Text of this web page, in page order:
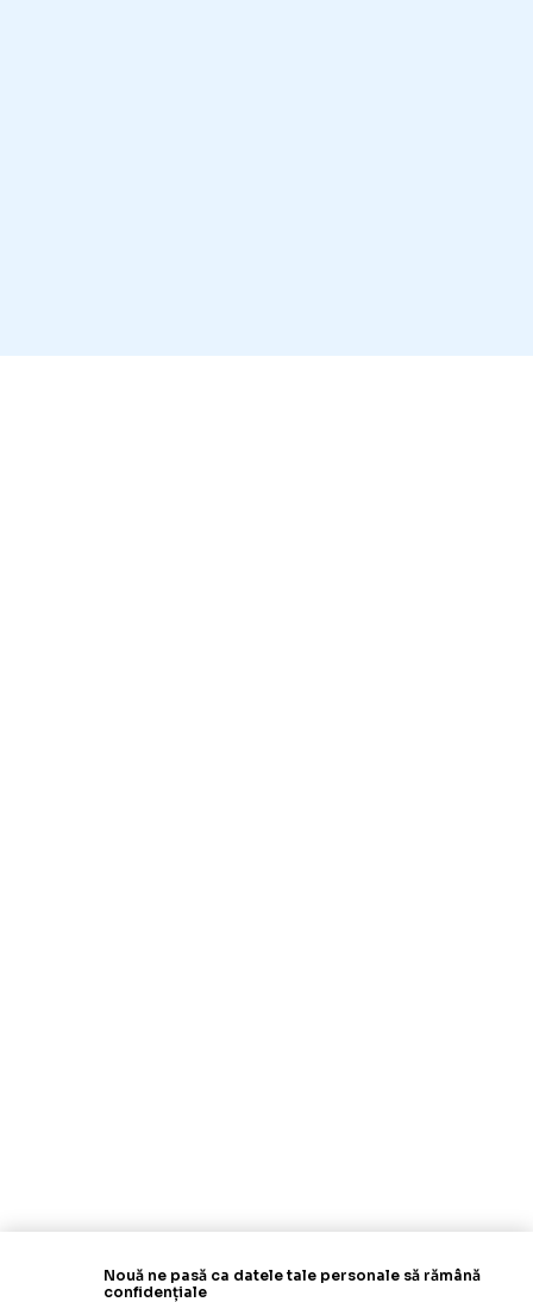
Nouă ne pasă ca datele tale personale să rămână
confidențiale